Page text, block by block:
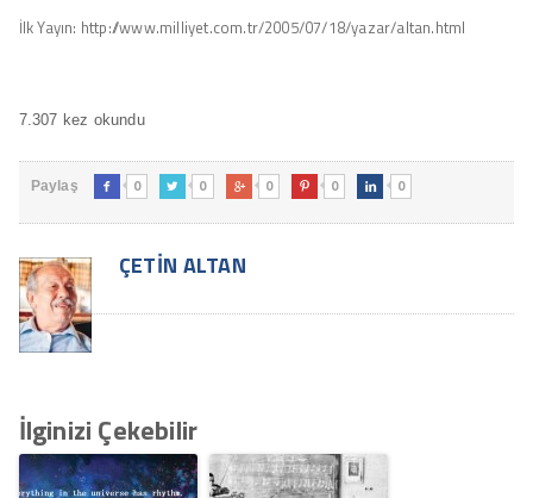
İlk Yayın: http://www.milliyet.com.tr/2005/07/18/yazar/altan.html
7.307 kez okundu
Paylaş  0  0  0  0  0
ÇETIN ALTAN
İlginizi Çekebilir